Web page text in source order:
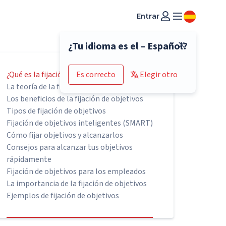
Entrar
¿Tu idioma es el – Español?
Es correcto Elegir otro
¿Qué es la fijación de objetivos?
La teoría de la fijación de objetivos
Los beneficios de la fijación de objetivos
Tipos de fijación de objetivos
Fijación de objetivos inteligentes (SMART)
Cómo fijar objetivos y alcanzarlos
Consejos para alcanzar tus objetivos
rápidamente
Fijación de objetivos para los empleados
La importancia de la fijación de objetivos
Ejemplos de fijación de objetivos